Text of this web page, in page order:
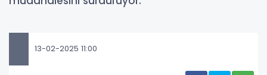
13-02-2025 11:00